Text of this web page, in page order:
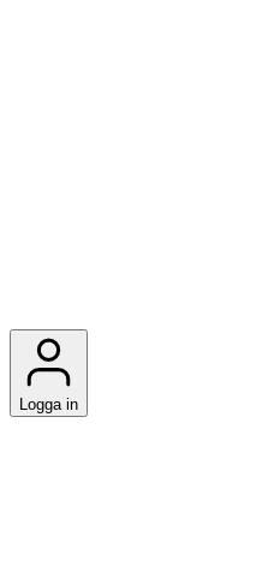
Logga in